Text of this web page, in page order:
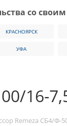
со
КРАСНОЯРСК
УФА
16-
Remeza СБ4/Ф-